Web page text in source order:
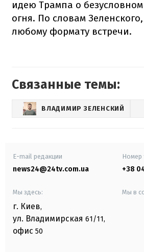
идею Трампа о
огня. По словам
любому формату встречи.
Связанные темы:
ВЛАДИМИР ЗЕЛЕНСКИЙ
E-mail редакции
news24@24tv.com.ua
Номер
+38
Мы здесь:
г. Киев,
ул. Владимирская 61/11,
офис 50
Мы в